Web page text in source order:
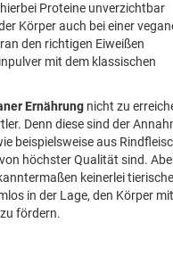
Proteine unverzichtbar
Körper auch bei einer
den richtigen Eiweißen
mit dem klassischen
Ernährung nicht zu
Denn diese sind der
beispielsweise aus
höchster Qualität sind.
keinerlei tierische
in der Lage, den Körper mit
fördern.